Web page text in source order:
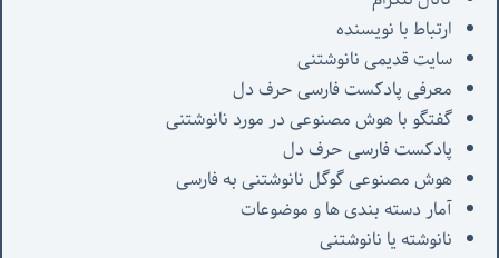
ارتباط با نویسنده
سایت قدیمی نانوشتنی
معرفی پادکست فارسی حرف دل
گفتگو با هوش مصنوعی در مورد نانوشتنی
پادکست فارسی حرف دل
هوش مصنوعی گوگل نانوشتنی به فارسی
آمار دسته بندی ها و موضوعات
نانوشته یا نانوشتنی